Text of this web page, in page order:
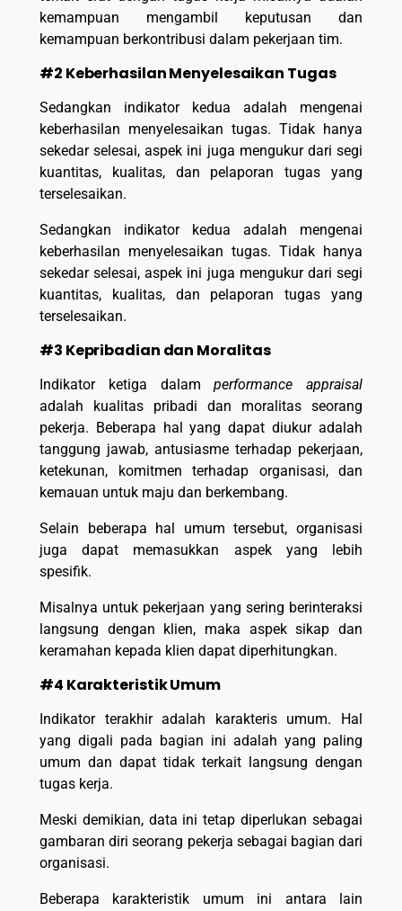
kemampuan mengambil keputusan dan
kemampuan berkontribusi dalam pekerjaan tim.
#2 Keberhasilan Menyelesaikan Tugas
Sedangkan indikator kedua adalah mengenai
keberhasilan menyelesaikan tugas. Tidak hanya
sekedar selesai, aspek ini juga mengukur dari segi
kuantitas, kualitas, dan pelaporan tugas yang
terselesaikan.
Sedangkan indikator kedua adalah mengenai
keberhasilan menyelesaikan tugas. Tidak hanya
sekedar selesai, aspek ini juga mengukur dari segi
kuantitas, kualitas, dan pelaporan tugas yang
terselesaikan.
#3 Kepribadian dan Moralitas
Indikator ketiga dalamperformance appraisal
adalah kualitas pribadi dan moralitas seorang
pekerja. Beberapa hal yang dapat diukur adalah
tanggung jawab, antusiasme terhadap pekerjaan,
ketekunan, komitmen terhadap organisasi, dan
kemauan untuk maju dan berkembang.
Selain beberapa hal umum tersebut, organisasi
juga dapat memasukkan aspek yang lebih
spesifik.
Misalnya untuk pekerjaan yang sering berinteraksi
langsung dengan klien, maka aspek sikap dan
keramahan kepada klien dapat diperhitungkan.
#4 Karakteristik Umum
Indikator terakhir adalah karakteris umum. Hal
yang digali pada bagian ini adalah yang paling
umum dan dapat tidak terkait langsung dengan
tugas kerja.
Meski demikian, data ini tetap diperlukan sebagai
gambaran diri seorang pekerja sebagai bagian dari
organisasi.
Beberapa karakteristik umum ini antara lain